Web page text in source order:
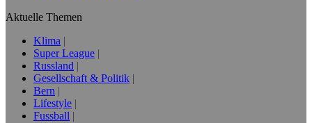
Aktuelle Themen
Klima
Super League
Russland
Gesellschaft & Politik
Bern
Lifestyle
Fussball